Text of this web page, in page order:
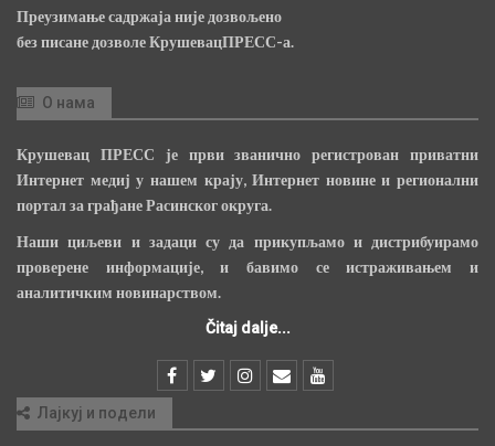
Преузимање садржаја није дозвољено
без писане дозволе КрушевацПРЕСС-а.
О нама
Крушевац ПРЕСС је први званично регистрован приватни
Интернет медиј у нашем крају, Интернет новине и регионални
портал за грађане Расинског округа.
Наши циљеви и задаци су да прикупљамо и дистрибуирамо
проверене информације, и бавимо се истраживањем и
аналитичким новинарством.
Čitaj dalje...
Лајкуј и подели